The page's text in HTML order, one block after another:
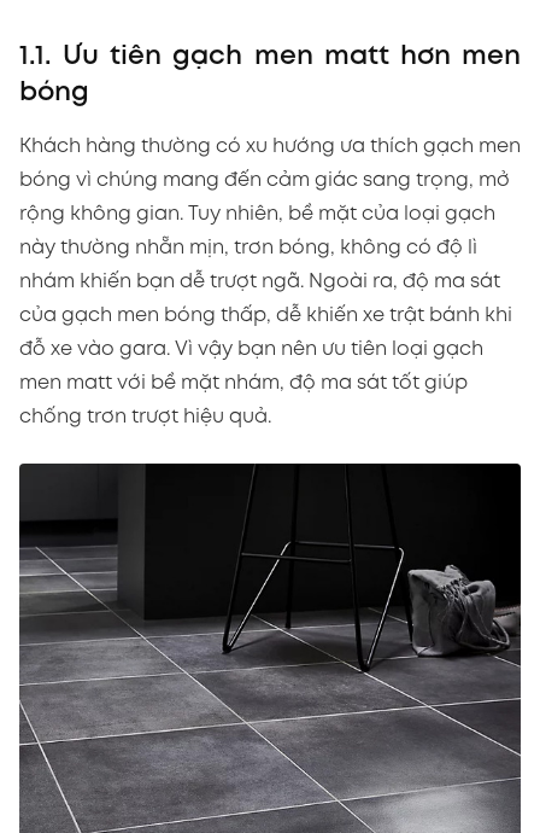
1.1. Ưu tiên gạch men matt hơn men
bóng
Khách hàng thường có xu hướng ưa thích gạch men
bóng vì chúng mang đến cảm giác sang trọng, mở
rộng không gian. Tuy nhiên, bề mặt của loại gạch
này thường nhẵn mịn, trơn bóng, không có độ lì
nhám khiến bạn dễ trượt ngã. Ngoài ra, độ ma sát
của gạch men bóng thấp, dễ khiến xe trật bánh khi
đỗ xe vào gara. Vì vậy bạn nên ưu tiên loại gạch
men matt với bề mặt nhám, độ ma sát tốt giúp
chống trơn trượt hiệu quả.